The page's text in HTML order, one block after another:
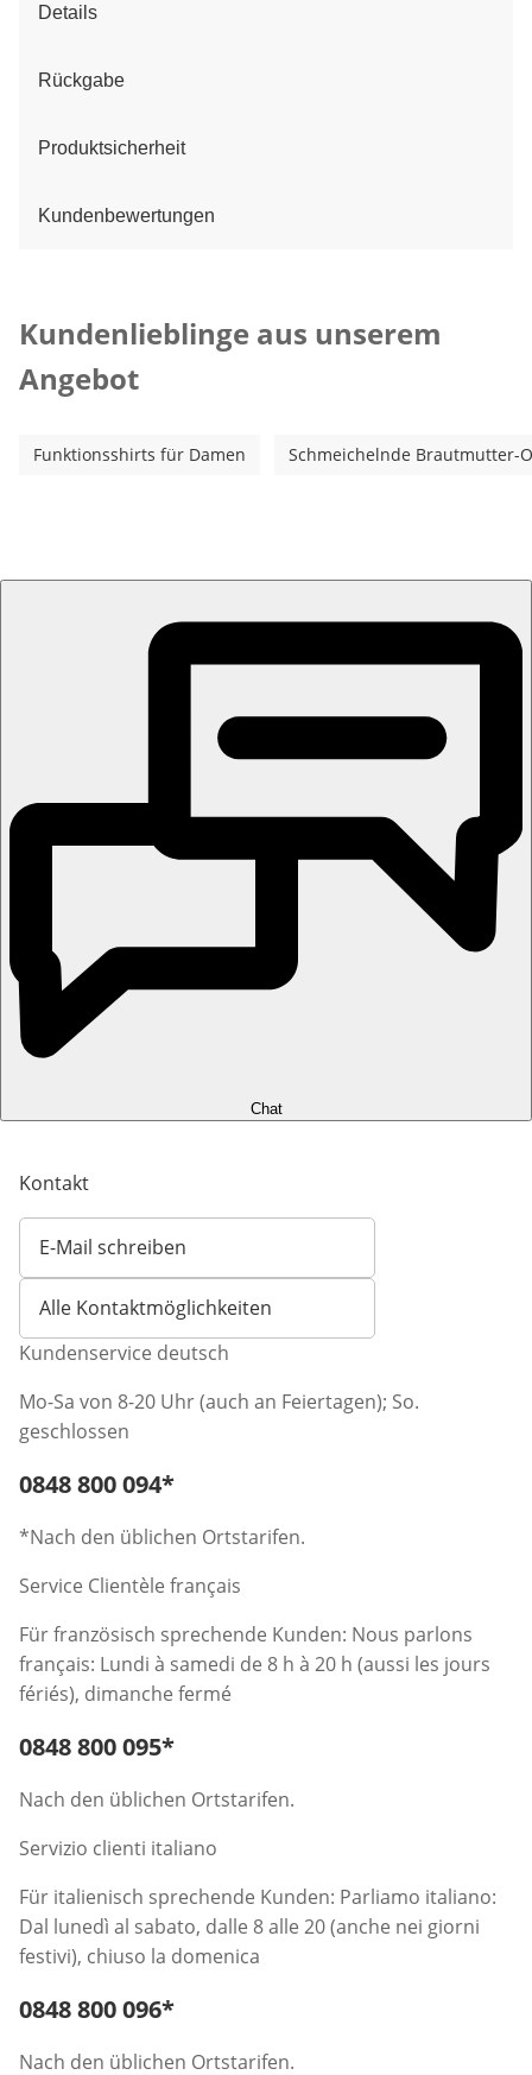
Details
Rückgabe
Produktsicherheit
Kundenbewertungen
Kundenlieblinge aus unserem
Angebot
Funktionsshirts für Damen Schmeichelnde Brautmutter-
Chat
Kontakt
E-Mail schreiben
Öffnet E-Mail-Client
Alle Kontaktmöglichkeiten
Kundenservice deutsch
Mo-Sa von 8-20 Uhr (auch an Feiertagen); So.
geschlossen
Telefonnummer:
0848 800 094*
*Nach den üblichen Ortstarifen.
Service Clientèle français
Für französisch sprechende Kunden: Nous parlons
français: Lundi à samedi de 8 h à 20 h (aussi les jours
fériés), dimanche fermé
Telefonnummer:
0848 800 095*
Nach den üblichen Ortstarifen.
Servizio clienti italiano
Für italienisch sprechende Kunden: Parliamo italiano:
Dal lunedì al sabato, dalle 8 alle 20 (anche nei giorni
festivi), chiuso la domenica
Telefonnummer:
0848 800 096*
Nach den üblichen Ortstarifen.